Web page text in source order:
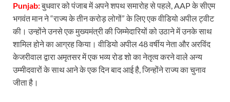
Punjab:बुधवार को पंजाब में अपने शपथ समारोह से पहले, AAP के सीएम
भगवंत मान ने “राज्य के तीन करोड़ लोगों” के लिए एक वीडियो अपील ट्वीट
की। उन्होंने उनसे एक मुख्यमंत्री की जिम्मेदारियों को उठाने में उनके साथ
शामिल होने का आग्रह किया। वीडियो अपील 48 वर्षीय नेता और अरविंद
केजरीवाल द्वारा अमृतसर में एक भव्य रोड शो का नेतृत्व करने वाले अन्य
उम्मीदवारों के साथ आने के एक दिन बाद आई है, जिन्होंने राज्य का चुनाव
जीता है।